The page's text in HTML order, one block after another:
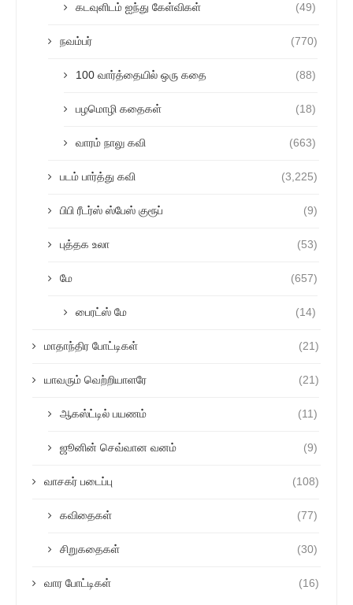
கடவுளிடம் ஐந்து கேள்விகள் (49)
நவம்பர் (770)
100 வார்த்தையில் ஒரு கதை (88)
பழமொழி கதைகள் (18)
வாரம் நாலு கவி (663)
படம் பார்த்து கவி (3,225)
பிபி ரீடர்ஸ் ஸ்பேஸ் குரூப் (9)
புத்தக உலா (53)
மே (657)
பைரட்ஸ் மே (14)
மாதாந்திர போட்டிகள் (21)
யாவரும் வெற்றியாளரே (21)
ஆகஸ்ட்டில் பயணம் (11)
ஜூனின் செவ்வான வனம் (9)
வாசகர் படைப்பு (108)
கவிதைகள் (77)
சிறுகதைகள் (30)
வார போட்டிகள் (16)